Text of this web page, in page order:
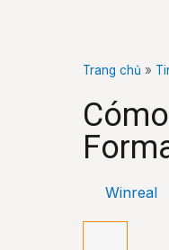
Trang chủ »
Winreal